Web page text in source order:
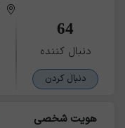
64
دنبال کننده
دنبال کردن
هویت شخصی